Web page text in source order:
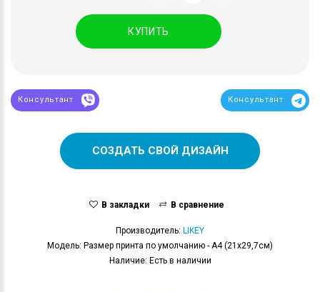
КУПИТЬ
Консультант Консультант
СОЗДАТЬ СВОЙ ДИЗАЙН
В закладки В сравнение
Производитель: LIKEY
Модель: Размер принта по умолчанию - А4 (21x29,7см)
Наличие: Есть в наличии